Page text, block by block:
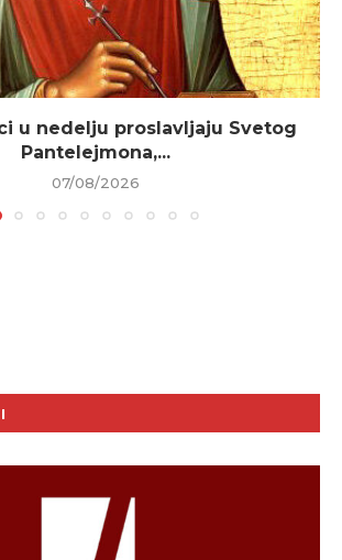
u nedelju proslavljaju Svetog
Pantelejmona,...
07/08/2026